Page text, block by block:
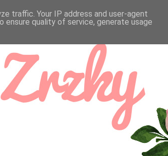
traffic. Your IP address and user-agent
ensure quality of service, generate usage